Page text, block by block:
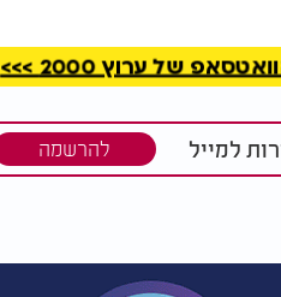
של ערוץ 2000 >>>
למייל להרשמה